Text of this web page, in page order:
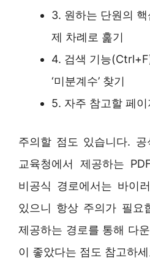
3. 원하는 단원의
제 차례로 훑기
4. 검색 기능
‘미분계수’ 찾기
5. 자주 참고할 페
주의할 점도 있습니다.
교육청에서 제공하는
비공식 경로에서는 바이
있으니 항상 주의가 필요
제공하는 경로를 통해 다
이 좋았다는 점도 참고하